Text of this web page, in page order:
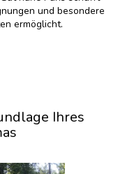
und besondere
ermöglicht.
Ihres